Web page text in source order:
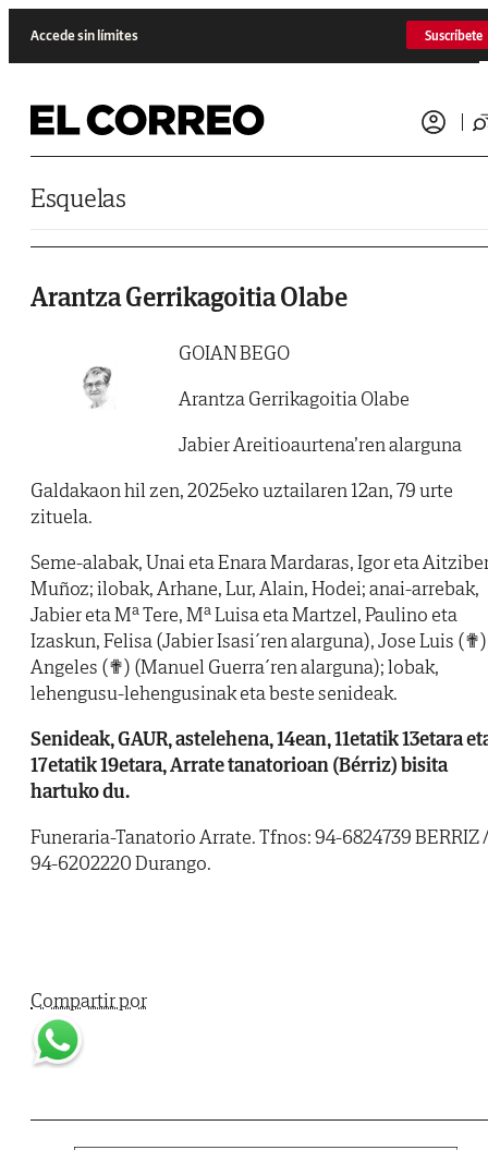
Accede sin límites Suscríbete
Esquelas
Arantza Gerrikagoitia Olabe
GOIAN BEGO
Arantza Gerrikagoitia Olabe
Jabier Areitioaurtena’ren alarguna
Galdakaon hil zen, 2025eko uztailaren 12an, 79 urte
zituela.
Seme-alabak, Unai eta Enara Mardaras, Igor eta
Muñoz; ilobak, Arhane, Lur, Alain, Hodei; anai-arrebak,
Jabier eta Mª Tere, Mª Luisa eta Martzel, Paulino eta
Izaskun, Felisa (Jabier Isasi´ren alarguna), Jose Luis
Angeles (✟) (Manuel Guerra´ren alarguna); lobak,
lehengusu-lehengusinak eta beste senideak.
Senideak, GAUR, astelehena, 14ean, 11etatik 13etara
17etatik 19etara, Arrate tanatorioan (Bérriz) bisita
hartuko du.
Funeraria-Tanatorio Arrate. Tfnos: 94-6824739 BERRIZ /
94-6202220 Durango.
Compartir por